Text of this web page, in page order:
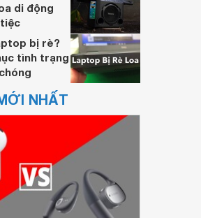
Có 16 nơi bán
di động
bị rè?
tình trạng
NHẤT